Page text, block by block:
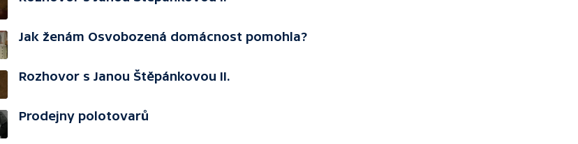
Jak ženám Osvobozená domácnost pomohla?
Rozhovor s Janou Štěpánkovou II.
Prodejny polotovarů